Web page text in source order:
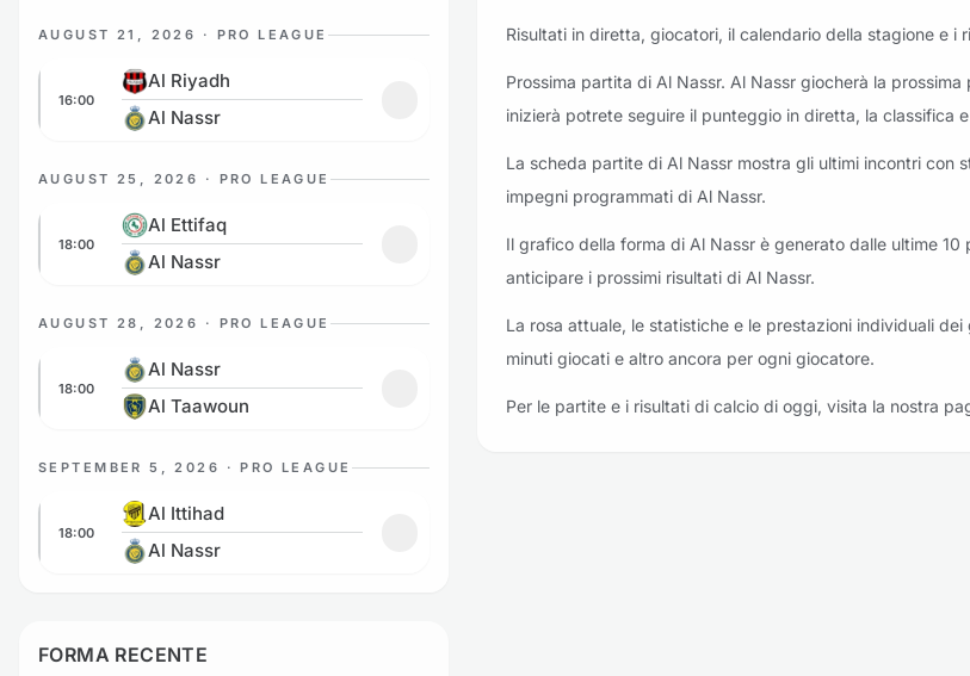
AUGUST 21, 2026 · PRO LEAGUE
Al Riyadh vs Al Nassr
16:00
Al Riyadh
Al Nassr
Aggiungi ai preferiti: Al Riyadh vs Al Nassr
AUGUST 25, 2026 · PRO LEAGUE
Al Ettifaq vs Al Nassr
18:00
Al Ettifaq
Al Nassr
Aggiungi ai preferiti: Al Ettifaq vs Al Nassr
AUGUST 28, 2026 · PRO LEAGUE
Al Nassr vs Al Taawoun
18:00
Al Nassr
Al Taawoun
Aggiungi ai preferiti: Al Nassr vs Al Taawoun
SEPTEMBER 5, 2026 · PRO LEAGUE
Al Ittihad vs Al Nassr
18:00
Al Ittihad
Al Nassr
FORMA RECENTE
Risultati in diretta, giocatori, il calendario della stagione e
Prossima partita di Al Nassr. Al Nassr giocherà la
inizierà potrete seguire il punteggio in diretta, la classifica
La scheda partite di Al Nassr mostra gli ultimi incontri
impegni programmati di Al Nassr.
Il grafico della forma di Al Nassr è generato dalle ultime
anticipare i prossimi risultati di Al Nassr.
La rosa attuale, le statistiche e le prestazioni individuali
minuti giocati e altro ancora per ogni giocatore.
Per le partite e i risultati di calcio di oggi, visita la nostra